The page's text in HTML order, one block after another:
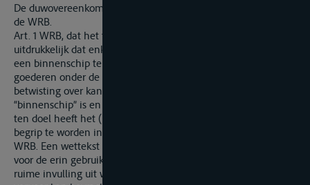
De duwovereenkomst valt buiten het toepassingsgebied van
de WRB.
Art. 1 WRB, dat het toepassingsgebied van de wet regelt, stelt
uitdrukkelijk dat enkel overeenkomsten die ten doel hebben
een binnenschip te gebruiken voor vervoer of opslag van
goederen onder de wet vallen. Alhoewel er algemeen geen
betwisting over kan bestaan dat een duwboot een
“binnenschip” is en dit binnenschip in een ruime interpretatie
ten doel heeft het (indirect) vervoer van goederen, dient het
begrip te worden ingevuld conform de bepalingen van de
WRB. Een wettekst dient te worden gebruikt als glossarium
voor de erin gebruikte begrippen. Artikel 4 WRB sluit een
ruime invulling uit waar het stelt dat het schip met het oog op